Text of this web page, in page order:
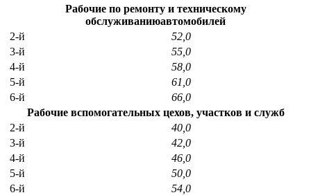
Рабочие по ремонту и техническому
обслуживаниюавтомобилей
2-й
52,0
3-й
55,0
4-й
58,0
5-й
61,0
6-й
66,0
Рабочие вспомогательных цехов, участков и служб
2-й
40,0
3-й
42,0
4-й
46,0
5-й
50,0
6-й
54,0